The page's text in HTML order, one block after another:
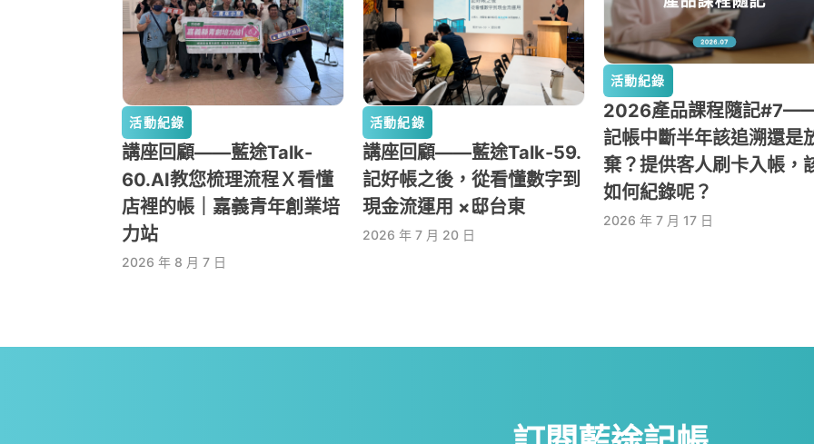
活動紀錄
講座回顧——藍途Talk-
60.AI教您梳理流程Ｘ看懂
店裡的帳｜嘉義青年創業培
力站
2026 年 8 月 7 日
活動紀錄
講座回顧——藍途Talk-59.
記好帳之後，從看懂數字到
現金流運用 ×邸台東
2026 年 7 月 20 日
活動紀錄
2026產品課程隨記
記帳中斷半年該追溯還是
棄？提供客人刷卡入帳，
如何紀錄呢？
2026 年 7 月 17 日